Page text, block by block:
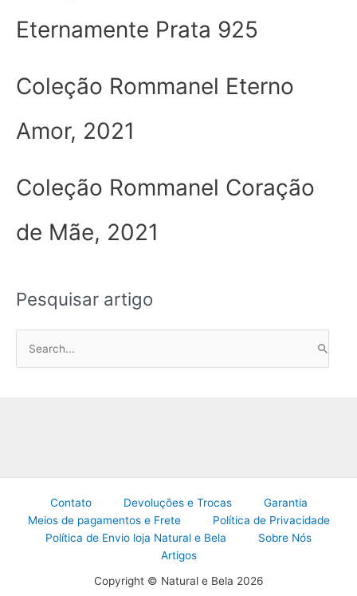
Eternamente Prata 925
Coleção Rommanel Eterno
Amor, 2021
Coleção Rommanel Coração
de Mãe, 2021
Pesquisar artigo
Contato Devoluções e Trocas
Garantia
Meios de pagamentos e Frete
Política de Privacidade
Política de Envio loja Natural e Bela
Sobre Nós
Artigos
Copyright © Natural e Bela 2026